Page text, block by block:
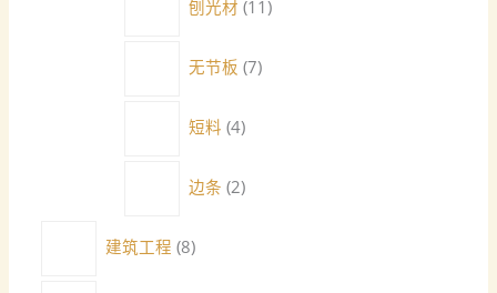
刨光材 11
无节板 7
短料 4
边条 2
建筑工程 8